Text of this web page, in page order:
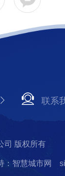
联系
司 版权所有
：智慧城市网